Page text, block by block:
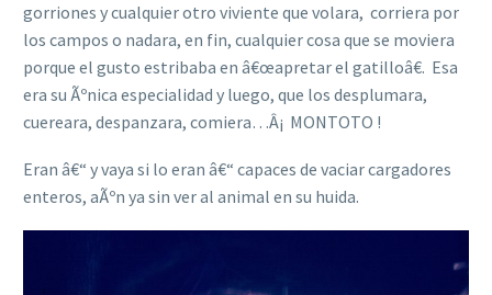
gorriones y cualquier otro viviente que volara, corriera por
los campos o nadara, en fin, cualquier cosa que se moviera
porque el gusto estribaba en â€œapretar el gatilloâ€. Esa
era su Ãºnica especialidad y luego, que los desplumara,
cuereara, despanzara, comiera…Â¡ MONTOTO !
Eran â€“ y vaya si lo eran â€“ capaces de vaciar cargadores
enteros, aÃºn ya sin ver al animal en su huida.